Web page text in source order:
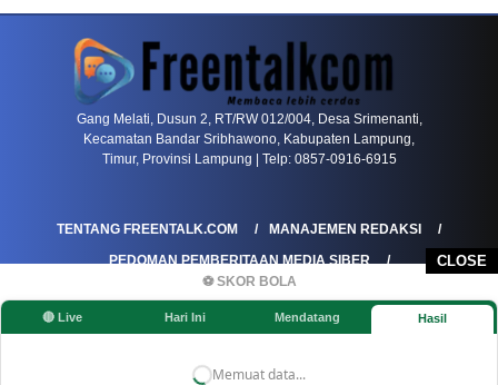
CLOSE
⚽ SKOR BOLA
🔴 Live Hari Ini Mendatang Hasil
Memuat data...
PETIR800 LOGIN PETIR800 Baccarat Dan Evolusi Game Meja Digital
Gang Melati, Dusun 2, RT/RW 012/004, Desa Srimenanti,
Kecamatan Bandar Sribhawono, Kabupaten Lampung,
Timur, Provinsi Lampung | Telp: 0857-0916-6915
TENTANG FREENTALK.COM
MANAJEMEN REDAKSI
PEDOMAN PEMBERITAAN MEDIA SIBER
PEDOMAN PEMBERITAAN RAMAH ANAK
KOREKSI & KLARIFIKASI
KEBIJAKAN IKLAN / ADVERTORIAL